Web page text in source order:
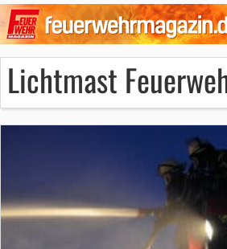
Lichtmast